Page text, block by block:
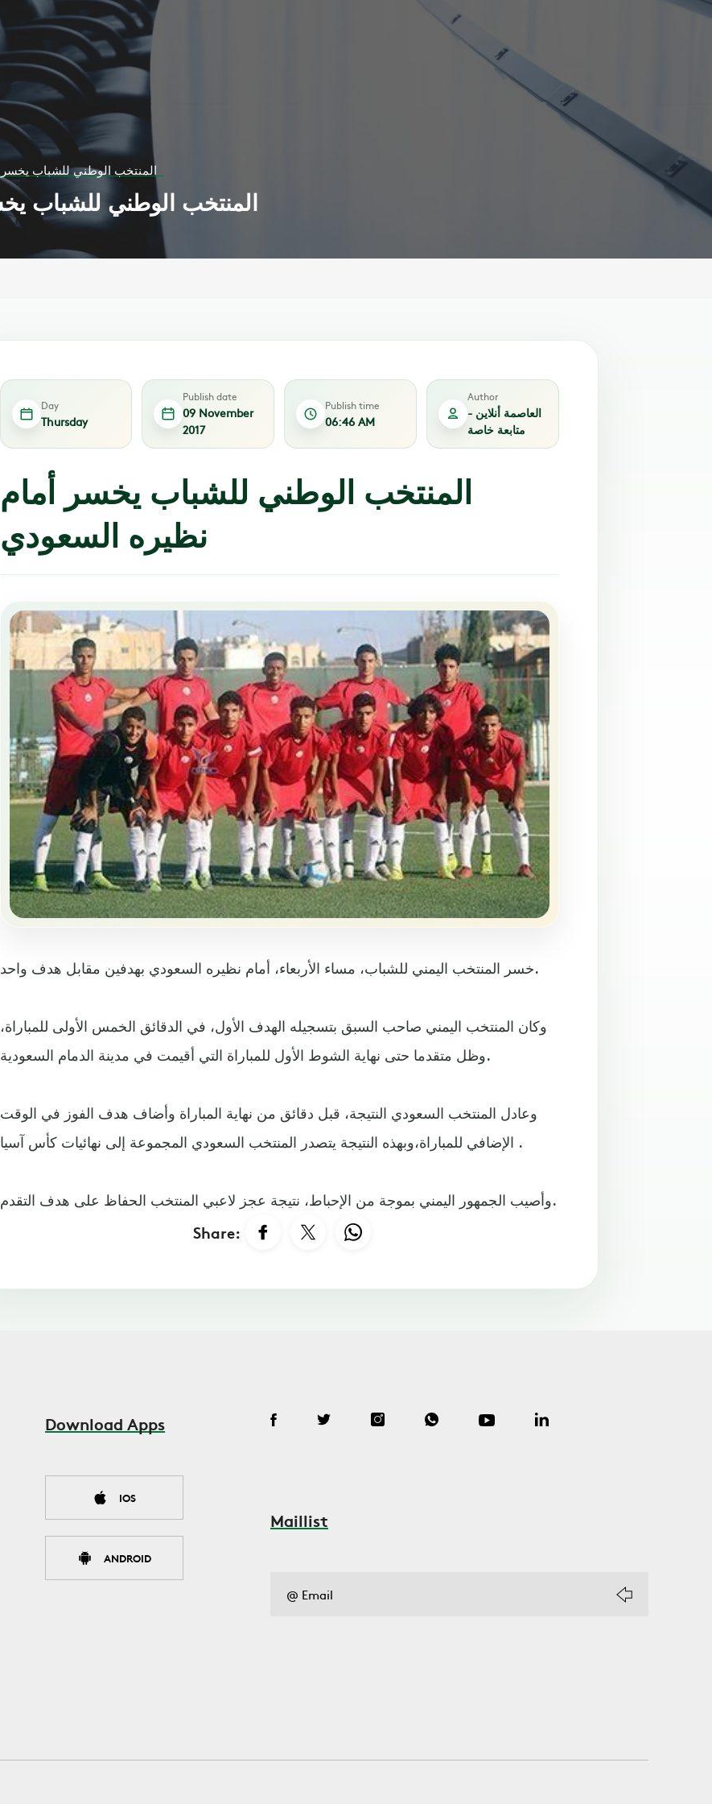
Day
Thursday
Publish date
09 November
2017
Publish time
06:46 AM
Author
العاصمة أنلاين -
متابعة خاصة
المنتخب الوطني للشباب يخسر أمام
خسر المنتخب اليمني للشباب، مساء الأربعاء، أمام نظيره السعودي بهدفين مقابل هدف واحد.
وكان المنتخب اليمني صاحب السبق بتسجيله الهدف الأول، في الدقائق الخمس الأولى للمباراة،
وظل متقدما حتى نهاية الشوط الأول للمباراة التي أقيمت في مدينة الدمام السعودية.
وعادل المنتخب السعودي النتيجة، قبل دقائق من نهاية المباراة وأضاف هدف الفوز في الوقت
الإضافي للمباراة،وبهذه النتيجة يتصدر المنتخب السعودي المجموعة إلى نهائيات كأس آسيا .
وأصيب الجمهور اليمني بموجة من الإحباط، نتيجة عجز لاعبي المنتخب الحفاظ على هدف التقدم.
Share:
Download Apps
IOS
ANDROID
Maillist